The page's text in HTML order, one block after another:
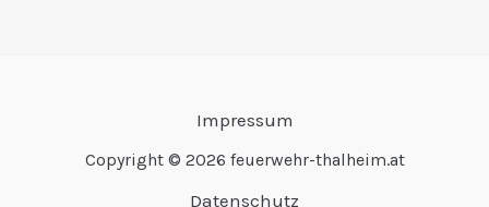
Impressum
Copyright © 2026 feuerwehr-thalheim.at
Datenschutz